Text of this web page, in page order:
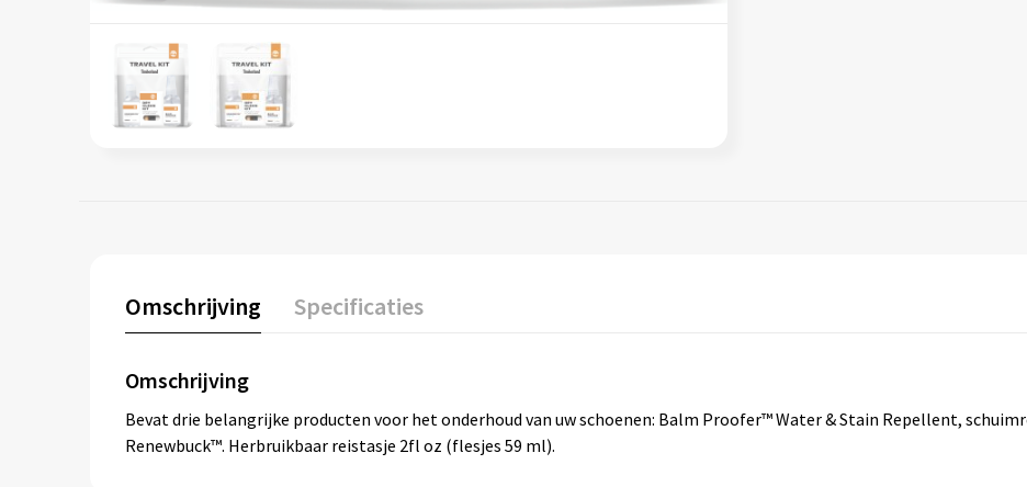
Omschrijving Specificaties
Omschrijving
Bevat drie belangrijke producten voor het onderhoud van uw schoenen: Balm Proofer™ Water & Stain Repellent,
Renewbuck™. Herbruikbaar reistasje 2fl oz (flesjes 59 ml).